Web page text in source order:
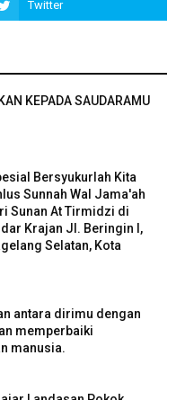
KEPADA SAUDARAMU
Bersyukurlah Kita
Sunnah Wal Jama'ah
Sunan At Tirmidzi di
Krajan Jl. Beringin I,
Selatan, Kota
antara dirimu dengan
memperbaiki
manusia.